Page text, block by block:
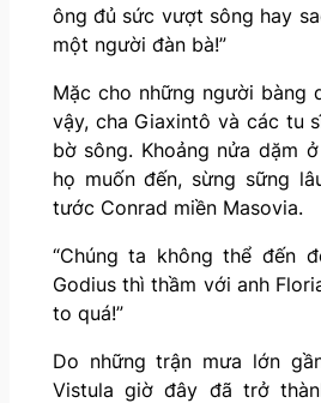
ông đủ sức vượt sông hay
một người đàn bà!”
Mặc cho những người bàng
vậy, cha Giaxintô và các tu
bờ sông. Khoảng nửa dặm
họ muốn đến, sừng sững
tước Conrad miền Masovia.
“Chúng ta không thể đến
Godius thì thầm với anh
to quá!”
Do những trận mưa lớn
Vistula giờ đây đã trở